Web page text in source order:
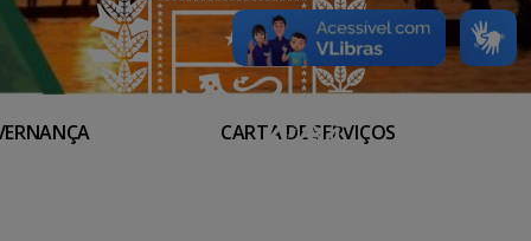
CARTA DE SERVIÇOS